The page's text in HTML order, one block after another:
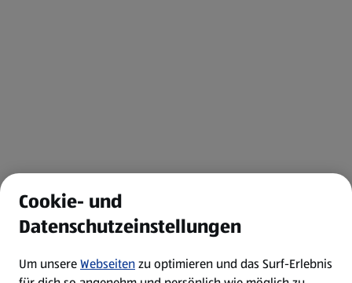
Cookie- und
Datenschutzeinstellungen
Um unsereWebseitenzu optimieren und das Surf-Erlebnis